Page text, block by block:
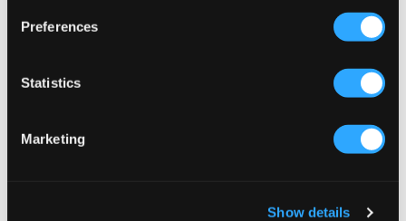
Preferences
Statistics
Marketing
Show details